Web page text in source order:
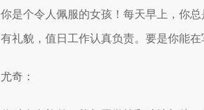
你是个令人佩服的女孩！每天早上，你
有礼貌，值日工作认真负责。要是你能
尤奇：